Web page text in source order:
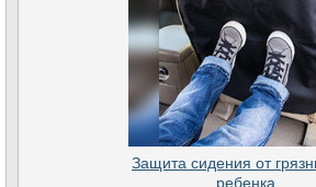
Защита сидения от
ребенка